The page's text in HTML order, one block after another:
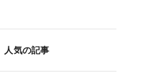
人気の記事